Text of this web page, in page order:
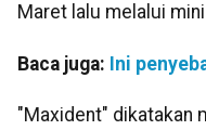
Maret lalu melalui
Baca juga: Ini
"Maxident" dikatakan